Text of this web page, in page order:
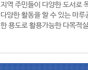
지역 주민들이 다양한 도서로
다양한 활동을 할 수 있는 마
한 용도로 활용가능한 다목적